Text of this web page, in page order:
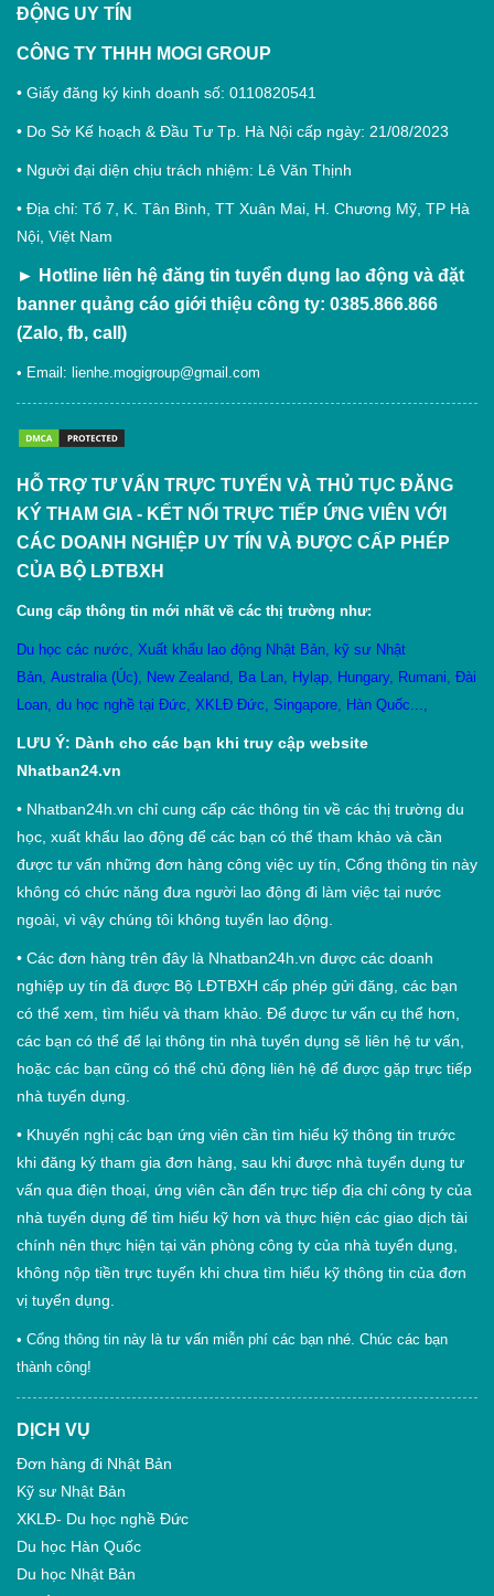
ĐỘNG UY TÍN
CÔNG TY THHH MOGI GROUP
• Giấy đăng ký kinh doanh số: 0110820541
• Do Sở Kế hoạch & Đầu Tư Tp. Hà Nội cấp ngày: 21/08/2023
• Người đại diện chịu trách nhiệm: Lê Văn Thịnh
• Địa chỉ: Tổ 7, K. Tân Bình, TT Xuân Mai, H. Chương Mỹ, TP Hà
Nội, Việt Nam
► Hotline liên hệ đăng tin tuyển dụng lao động và đặt
banner quảng cáo giới thiệu công ty: 0385.866.866
(Zalo, fb, call)
• Email: lienhe.mogigroup@gmail.com
HỖ TRỢ TƯ VẤN TRỰC TUYẾN VÀ THỦ TỤC ĐĂNG
KÝ THAM GIA - KẾT NỐI TRỰC TIẾP ỨNG VIÊN VỚI
CÁC DOANH NGHIỆP UY TÍN VÀ ĐƯỢC CẤP PHÉP
CỦA BỘ LĐTBXH
Cung cấp thông tin mới nhất về các thị trường như:
Du học các nước, Xuất khẩu lao động Nhật Bản, kỹ sư Nhật
Bản, Australia (Úc), New Zealand, Ba Lan, Hylạp, Hungary, Rumani, Đài
Loan, du học nghề tại Đức, XKLĐ Đức, Singapore, Hàn Quốc...,
LƯU Ý: Dành cho các bạn khi truy cập website
Nhatban24.vn
• Nhatban24h.vn chỉ cung cấp các thông tin về các thị trường du
học, xuất khẩu lao động để các bạn có thể tham khảo và cần
được tư vấn những đơn hàng công việc uy tín, Cổng thông tin này
không có chức năng đưa người lao động đi làm việc tại nước
ngoài, vì vậy chúng tôi không tuyển lao động.
• Các đơn hàng trên đây là Nhatban24h.vn được các doanh
nghiệp uy tín đã được Bộ LĐTBXH cấp phép gửi đăng, các bạn
có thể xem, tìm hiểu và tham khảo. Để được tư vấn cụ thể hơn,
các bạn có thể để lại thông tin nhà tuyển dụng sẽ liên hệ tư vấn,
hoặc các bạn cũng có thể chủ động liên hệ để được gặp trực tiếp
nhà tuyển dụng.
• Khuyến nghị các bạn ứng viên cần tìm hiểu kỹ thông tin trước
khi đăng ký tham gia đơn hàng, sau khi được nhà tuyển dụng tư
vấn qua điện thoại, ứng viên cần đến trực tiếp địa chỉ công ty của
nhà tuyển dụng để tìm hiểu kỹ hơn và thực hiện các giao dịch tài
chính nên thực hiện tại văn phòng công ty của nhà tuyển dụng,
không nộp tiền trực tuyến khi chưa tìm hiểu kỹ thông tin của đơn
vị tuyển dụng.
• Cổng thông tin này là tư vấn miễn phí các bạn nhé. Chúc các bạn
thành công!
DỊCH VỤ
Đơn hàng đi Nhật Bản
Kỹ sư Nhật Bản
XKLĐ- Du học nghề Đức
Du học Hàn Quốc
Du học Nhật Bản